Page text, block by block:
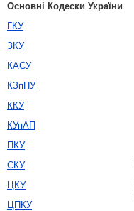
Основні Кодески України
ГКУ
ЗКУ
КАСУ
КЗпПУ
ККУ
КУпАП
ПКУ
СКУ
ЦКУ
ЦПКУ